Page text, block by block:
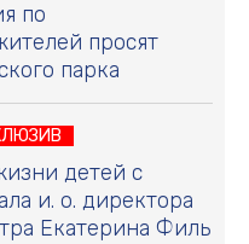
по
просят
парка
детей с
и. о. директора
Екатерина Филь